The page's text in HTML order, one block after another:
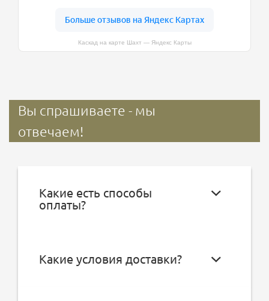
Каскад на карте Шахт — Яндекс Карты
Вы спрашиваете - мы
отвечаем!
Какие есть способы
оплаты?
Какие условия доставки?